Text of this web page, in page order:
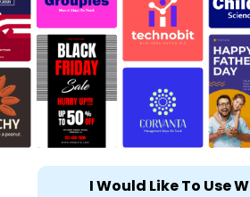
I Would Like To Use